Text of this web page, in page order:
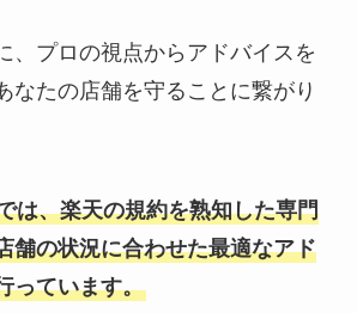
、プロの視点からアドバイスを
なたの店舗を守ることに繋がり
は、楽天の規約を熟知した専門
舗の状況に合わせた最適なアド
っています。